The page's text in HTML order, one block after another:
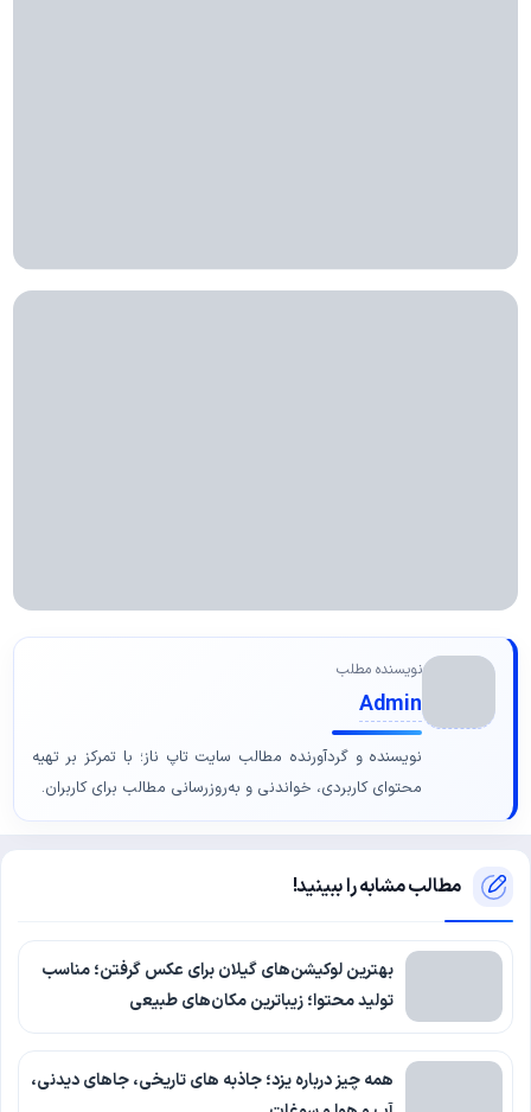
نویسنده مطلب
Admin
نویسنده و گردآورنده مطالب سایت تاپ ناز؛ با تمرکز بر تهیه
محتوای کاربردی، خواندنی و به‌روزرسانی مطالب برای کاربران.
مطالب مشابه را ببینید!
بهترین لوکیشن‌های گیلان برای عکس گرفتن؛ مناسب
تولید محتوا؛ زیباترین مکان‌های طبیعی
همه چیز درباره یزد؛ جاذبه های تاریخی، جاهای دیدنی،